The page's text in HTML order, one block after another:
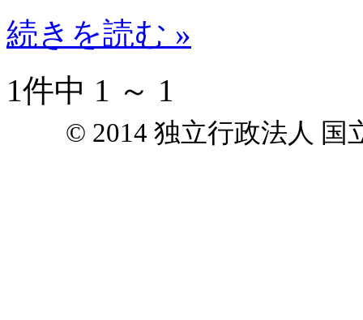
続きを読む »
1件中 1 ～ 1
© 2014 独立行政法人 国